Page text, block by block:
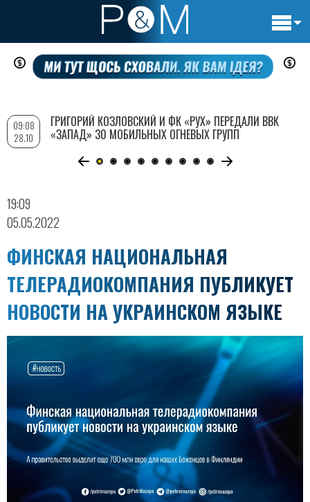
Перейти
содержанию
19:09
05.05.2022
ФИНСКАЯ НАЦИОНАЛЬНАЯ
ТЕЛЕРАДИОКОМПАНИЯ ПУБЛИКУЕТ
НОВОСТИ НА УКРАИНСКОМ ЯЗЫКЕ
09:08
28.10
ГРИГОРИЙ КОЗЛОВСКИЙ И ФК «РУХ» ПЕРЕДАЛИ ВВК
«ЗАПАД» 30 МОБИЛЬНЫХ ОГНЕВЫХ ГРУПП